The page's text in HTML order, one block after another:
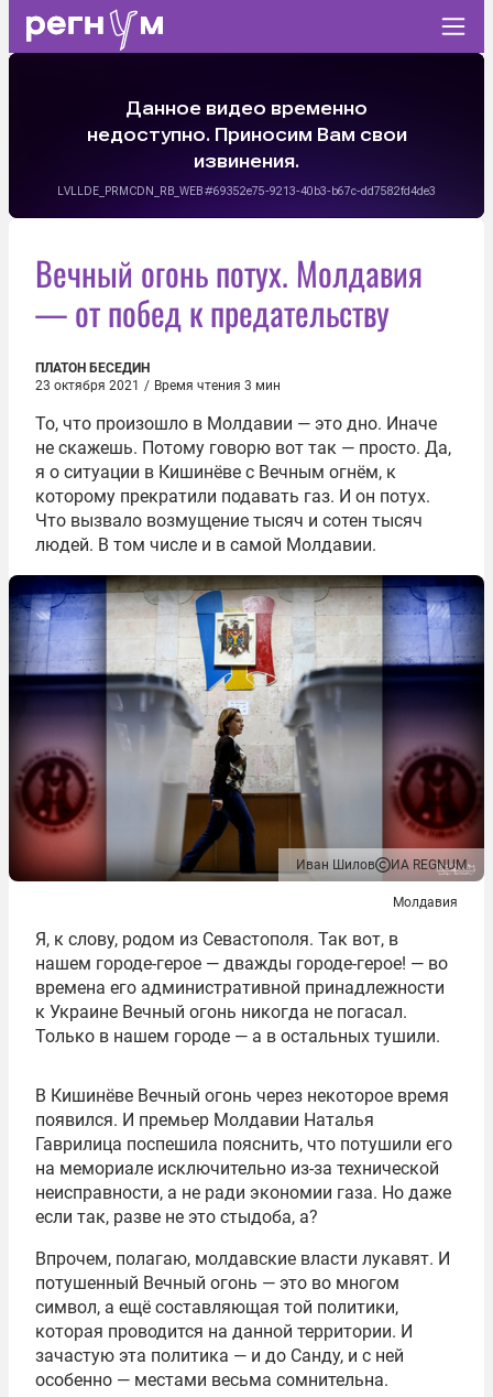
Вечный огонь потух. Молдавия
— от побед к предательству
ПЛАТОН БЕСЕДИН
23 октября 2021 / Время чтения 3 мин
То, что произошло в Молдавии — это дно. Иначе
не скажешь. Потому говорю вот так — просто. Да,
я о ситуации в Кишинёве с Вечным огнём, к
которому прекратили подавать газ. И он потух.
Что вызвало возмущение тысяч и сотен тысяч
людей. В том числе и в самой Молдавии.
Иван Шилов ИА REGNUM
Молдавия
Я, к слову, родом из Севастополя. Так вот, в
нашем городе-герое — дважды городе-герое! — во
времена его административной принадлежности
к Украине Вечный огонь никогда не погасал.
Только в нашем городе — а в остальных тушили.
В Кишинёве Вечный огонь через некоторое время
появился. И премьер Молдавии Наталья
Гаврилица поспешила пояснить, что потушили его
на мемориале исключительно из-за технической
неисправности, а не ради экономии газа. Но даже
если так, разве не это стыдоба, а?
Впрочем, полагаю, молдавские власти лукавят. И
потушенный Вечный огонь — это во многом
символ, а ещё составляющая той политики,
которая проводится на данной территории. И
зачастую эта политика — и до Санду, и с ней
особенно — местами весьма сомнительна.